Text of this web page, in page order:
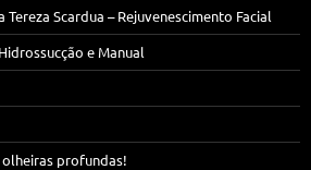
Tereza Scardua – Rejuvenescimento Facial
e Manual
profundas!